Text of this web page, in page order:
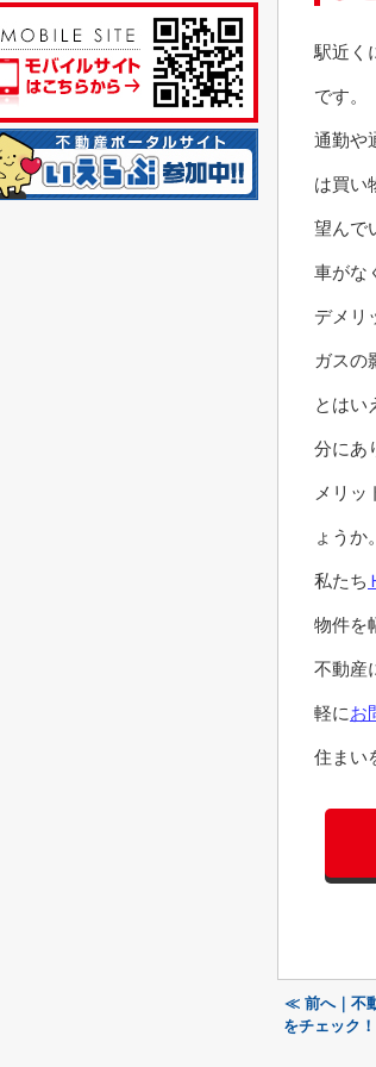
駅近く
です。
通勤や
は買い
望んで
車がな
デメリ
ガスの
とはい
分にあ
メリッ
ょうか。
私たち
物件を
不動産
軽にお
住まい
≪ 前へ｜不
をチェック！